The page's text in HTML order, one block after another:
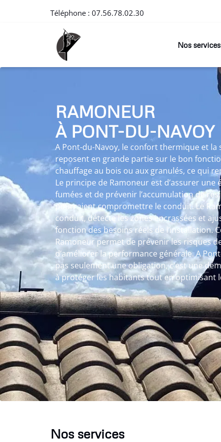
Téléphone : 07.56.78.02.30
Nos services
RAMONEUR
À PONT-DU-NAVOY
A Pont-du-Navoy, le confort thermique et
reposent en grande partie sur le bon
chauffage au bois ou aux granulés, ce qui
Le principe de Ramoneur est d’assurer une
fumées et de prévenir l’accumulation de
pourraient compromettre le conduit. Le
conduit, détecte les zones encrassées et
fonction des besoins réels de l’installation.
Ramoneur permet de prévenir les risques
d’améliorer la performance générale. A
pas seulement une obligation, c’est une
à protéger les habitants tout en optimisant
Nos services